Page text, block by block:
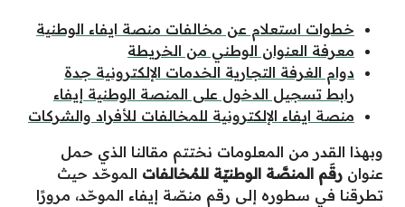
خطوات استعلام عن مخالفات منصة ايفاء الوطنية
معرفة العنوان الوطني من الخريطة
دوام الغرفة التجارية الخدمات الإلكترونية جدة
رابط تسجيل الدخول على المنصة الوطنية إيفاء
منصة ايفاء الإلكترونية للمخالفات للأفراد والشركات
وبهذا القدر من المعلومات نختتم مقالنا الذي حمل
عنوان رقَم المنصَّة الوطنيّة للمُخالفات الموحّد حيث
تطرقنا في سطوره إلى رقم منصّة إيفاء الموحّد، مرورًا